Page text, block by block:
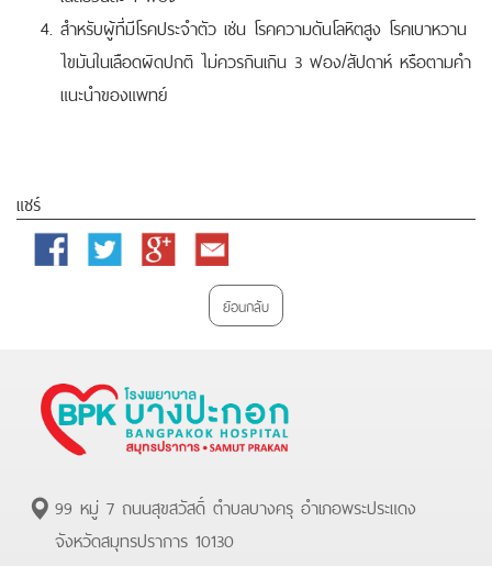
สำหรับผู้ที่มีโรคประจำตัว เช่น โรคความดันโลหิตสูง โรคเบาหวาน
ไขมันในเลือดผิดปกติ ไม่ควรกินเกิน 3 ฟอง/สัปดาห์ หรือตามคำ
แนะนำของแพทย์
แชร์
Facebook Twitter
Google
Email
ย้อนกลับ
99 หมู่ 7 ถนนสุขสวัสดิ์ ตำบลบางครุ อำเภอพระประแดง
จังหวัดสมุทรปราการ 10130